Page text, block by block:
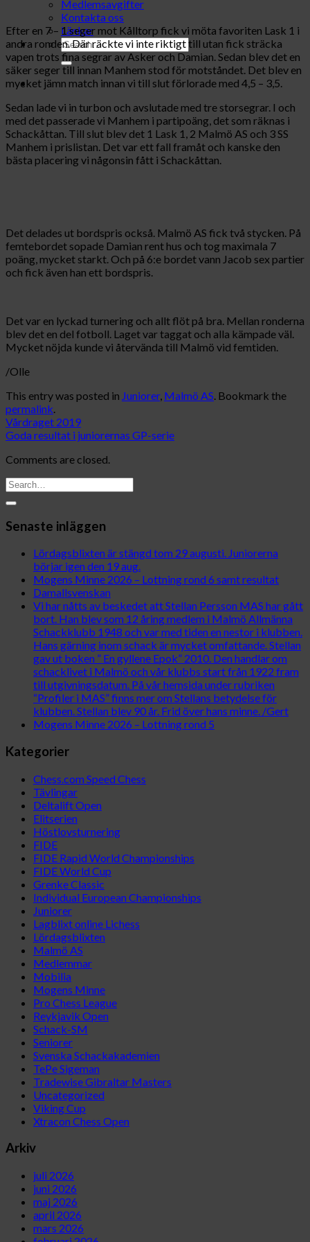
Medlemsavgifter
Kontakta oss
Länkar
Efter en 7 – 1 seger mot Kålltorp fick vi möta favoriten Lask 1 i
andra ronden. Där räckte vi inte riktigt till utan fick sträcka
vapen trots fina segrar av Asker och Damian. Sedan blev det en
säker seger till innan Manhem stod för motståndet. Det blev en
mycket jämn match innan vi till slut förlorade med 4,5 – 3,5.
Sedan lade vi in turbon och avslutade med tre storsegrar. I och
med det passerade vi Manhem i partipoäng, det som räknas i
Schackåttan. Till slut blev det 1 Lask 1, 2 Malmö AS och 3 SS
Manhem i prislistan. Det var ett fall framåt och kanske den
bästa placering vi någonsin fått i Schackåttan.
Det delades ut bordspris också. Malmö AS fick två stycken. På
femtebordet sopade Damian rent hus och tog maximala 7
poäng, mycket starkt. Och på 6:e bordet vann Jacob sex partier
och fick även han ett bordspris.
Det var en lyckad turnering och allt flöt på bra. Mellan ronderna
blev det en del fotboll. Laget var taggat och alla kämpade väl.
Mycket nöjda kunde vi återvända till Malmö vid femtiden.
/Olle
This entry was posted in Juniorer, Malmö AS. Bookmark the
permalink.
Vårdraget 2019
Goda resultat i juniorernas GP-serie
Comments are closed.
Senaste inläggen
Lördagsblixten är stängd tom 29 augusti. Juniorerna
börjar igen den 19 aug.
Mogens Minne 2026 – Lottning rond 6 samt resultat
Damallsvenskan
Vi har nåtts av beskedet att Stellan Persson MAS har gått
bort. Han blev som 12 åring medlem i Malmö Allmänna
Schackklubb 1948 och var med tiden en nestor i klubben.
Hans gärning inom schack är mycket omfattande. Stellan
gav ut boken ” En gyllene Epok” 2010. Den handlar om
schacklivet i Malmö och vår klubbs start från 1922 fram
till utgivningsdatum. På vår hemsida under rubriken
“Profiler i MAS” finns mer om Stellans betydelse för
klubben. Stellan blev 90 år. Frid över hans minne. /Gert
Mogens Minne 2026 – Lottning rond 5
Kategorier
Chess.com Speed Chess
Tävlingar
Deltalift Open
Elitserien
Höstlovsturnering
FIDE
FIDE Rapid World Championships
FIDE World Cup
Grenke Classic
Individual European Championships
Juniorer
Lagblixt online Lichess
Lördagsblixten
Malmö AS
Medlemmar
Mobilia
Mogens Minne
Pro Chess League
Reykjavik Open
Schack-SM
Seniorer
Svenska Schackakademien
TePe Sigeman
Tradewise Gibraltar Masters
Uncategorized
Viking Cup
Xtracon Chess Open
Arkiv
juli 2026
juni 2026
maj 2026
april 2026
mars 2026